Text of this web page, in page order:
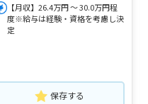
【月収】26.4万円 ～ 30.0万円程
度※給与は経験・資格を考慮し決
定
保存する